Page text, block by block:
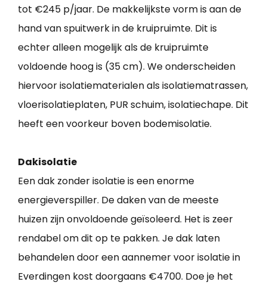
tot €245 p/jaar. De makkelijkste vorm is aan de
hand van spuitwerk in de kruipruimte. Dit is
echter alleen mogelijk als de kruipruimte
voldoende hoog is (35 cm). We onderscheiden
hiervoor isolatiematerialen als isolatiematrassen,
vloerisolatieplaten, PUR schuim, isolatiechape. Dit
heeft een voorkeur boven bodemisolatie.
Dakisolatie
Een dak zonder isolatie is een enorme
energieverspiller. De daken van de meeste
huizen zijn onvoldoende geïsoleerd. Het is zeer
rendabel om dit op te pakken. Je dak laten
behandelen door een aannemer voor isolatie in
Everdingen kost doorgaans €4700. Doe je het